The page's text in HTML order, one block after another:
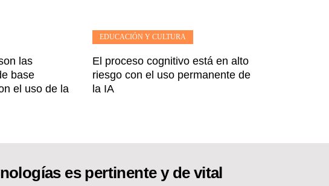
las
base
el uso de la
El proceso cognitivo está en alto
riesgo con el uso permanente de
la IA
EDUCACIÓN Y CULTURA
es pertinente y de vital